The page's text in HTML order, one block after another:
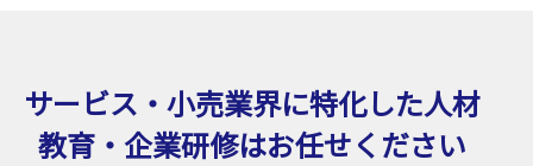
サービス・小売業界に特化した人材
教育・企業研修はお任せください